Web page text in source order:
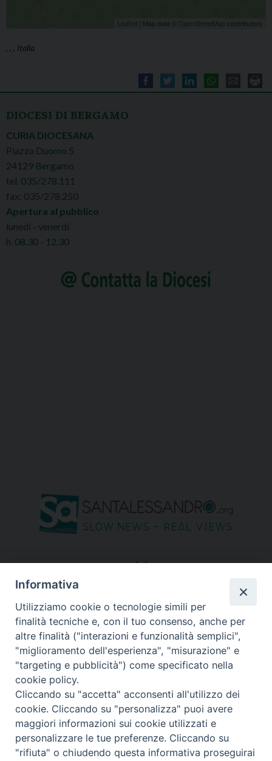
Leaflet | Map data © OpenStreetMap contributors
, , , Italia
DIOCESI DI BERGAMO
CURIA DIOCESANA
Piazza Duomo 5
24129 Bergamo
tel. 035/278.111
fax: 035/278.250
Apertura al pubblico
lunedì - venerdì
h. 08.30 - 12.30
seguici su
Informativa
Utilizziamo cookie o tecnologie simili per
finalità tecniche e, con il tuo consenso, anche per
altre finalità ("interazioni e funzionalità semplici",
"miglioramento dell'esperienza", "misurazione" e
"targeting e pubblicità") come specificato nella
cookie policy.
Cliccando su "accetta" acconsenti all'utilizzo dei
cookie. Cliccando su "personalizza" puoi avere
maggiori informazioni sui cookie utilizzati e
personalizzare le tue preferenze. Cliccando su
"rifiuta" o chiudendo questa informativa proseguirai